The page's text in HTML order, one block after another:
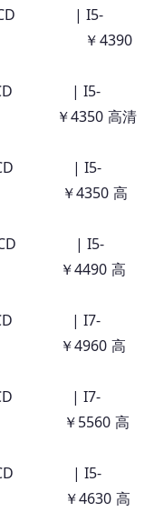
| I5-
￥4390
| I5-
￥4350 高清
| I5-
￥4350 高
| I5-
￥4490 高
| I7-
￥4960 高
| I7-
￥5560 高
| I5-
￥4630 高